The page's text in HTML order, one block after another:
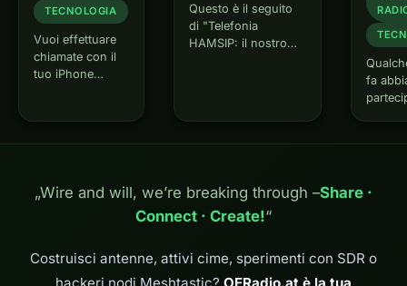
TECNOLOGIA
Vuoi effettuare
chiamate con il
tuo iPhone
mostreremo
come
connessione
SIP. Queste
istruzioni sono
Questo è il seguito
di "Telefonia
HAMSIP: il nostro
Windows, senza
aggiuntivo. 1.
Richiedi l'accesso a
fa
Vienna
su
„Wire and will, we’re breaking through –Share ·
Connect · Create!“
Costruisci antenne, attivi cime, sperimenti con SDR o
hackeri nodi Meshtastic? OERadio.at è la tua